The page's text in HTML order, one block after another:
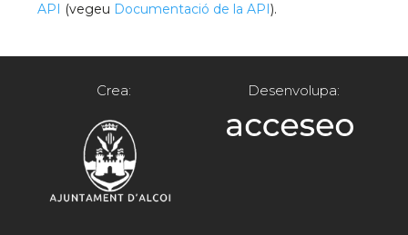
API (vegeu Documentació de la API).
Crea: Desenvolupa: